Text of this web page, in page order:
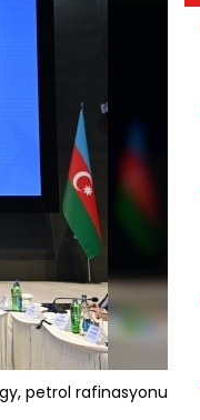
petrol rafinasyonu